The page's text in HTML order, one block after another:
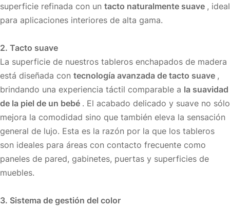
superficie refinada con un tacto naturalmente suave , ideal
para aplicaciones interiores de alta gama.
2. Tacto suave
La superficie de nuestros tableros enchapados de madera
está diseñada con tecnología avanzada de tacto suave ,
brindando una experiencia táctil comparable a la suavidad
de la piel de un bebé . El acabado delicado y suave no sólo
mejora la comodidad sino que también eleva la sensación
general de lujo. Esta es la razón por la que los tableros
son ideales para áreas con contacto frecuente como
paneles de pared, gabinetes, puertas y superficies de
muebles.
3. Sistema de gestión del color